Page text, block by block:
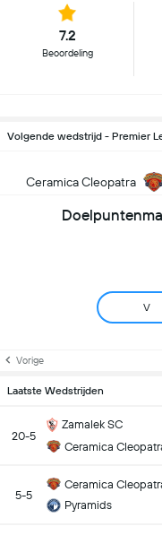
7.2
Beoordeling
Volgende wedstrijd - Premier
Ceramica Cleopatra
V
Vorige
Laatste Wedstrijden
20-5
Zamalek SC
Ceramica
5-5
Ceramica
Pyramids